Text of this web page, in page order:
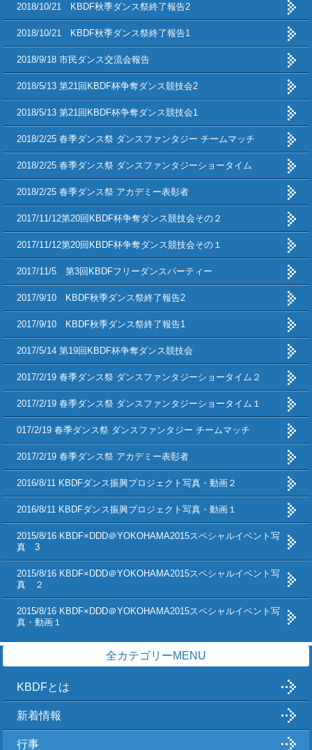
2018/10/21 KBDF秋季ダンス祭終了報告2
2018/10/21 KBDF秋季ダンス祭終了報告1
2018/9/18 市民ダンス交流会報告
2018/5/13 第21回KBDF杯争奪ダンス競技会2
2018/5/13 第21回KBDF杯争奪ダンス競技会1
2018/2/25 春季ダンス祭 ダンスファンタジー チームマッチ
2018/2/25 春季ダンス祭 ダンスファンタジーショータイム
2018/2/25 春季ダンス祭 アカデミー表彰者
2017/11/12第20回KBDF杯争奪ダンス競技会その２
2017/11/12第20回KBDF杯争奪ダンス競技会その１
2017/11/5 第3回KBDFフリーダンスパーティー
2017/9/10 KBDF秋季ダンス祭終了報告2
2017/9/10 KBDF秋季ダンス祭終了報告1
2017/5/14 第19回KBDF杯争奪ダンス競技会
2017/2/19 春季ダンス祭 ダンスファンタジーショータイム２
2017/2/19 春季ダンス祭 ダンスファンタジーショータイム１
017/2/19 春季ダンス祭 ダンスファンタジー チームマッチ
2017/2/19 春季ダンス祭 アカデミー表彰者
2016/8/11 KBDFダンス振興プロジェクト写真・動画２
2016/8/11 KBDFダンス振興プロジェクト写真・動画１
2015/8/16 KBDF×DDD＠YOKOHAMA2015スペシャルイベント写
真 3
2015/8/16 KBDF×DDD＠YOKOHAMA2015スペシャルイベント写
真 ２
2015/8/16 KBDF×DDD＠YOKOHAMA2015スペシャルイベント写
真・動画１
全カテゴリーMENU
KBDFとは
新着情報
行事